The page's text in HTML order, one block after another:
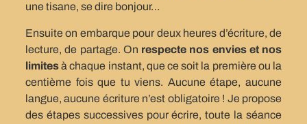
une tisane, se dire bonjour…
Ensuite on embarque pour deux heures d’écriture, de
lecture, de partage. On respecte nos envies et nos
limitesà chaque instant, que ce soit la première ou la
centième fois que tu viens. Aucune étape, aucune
langue, aucune écriture n’est obligatoire ! Je propose
des étapes successives pour écrire, toute la séance